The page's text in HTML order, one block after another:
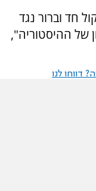
חד וברור נגד
של ההיסטוריה",
דווחו לנו